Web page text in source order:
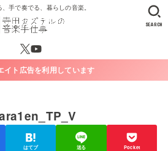
手で奏でる、暮らしの音楽。
SEARCH
イト広告を利用しています
はてブ 送る Pocket